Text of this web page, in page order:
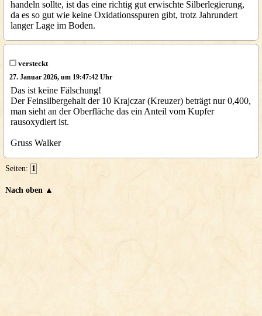
handeln sollte, ist das eine richtig gut erwischte Silberlegierung,
da es so gut wie keine Oxidationsspuren gibt, trotz Jahrundert
langer Lage im Boden.
versteckt
27. Januar 2026, um 19:47:42 Uhr
Das ist keine Fälschung!
Der Feinsilbergehalt der 10 Krajczar (Kreuzer) beträgt nur 0,400,
man sieht an der Oberfläche das ein Anteil vom Kupfer
rausoxydiert ist.
Gruss Walker
Seiten: 1
Nach oben ▲